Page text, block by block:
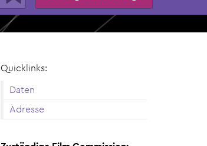
Quicklinks:
Daten
Adresse